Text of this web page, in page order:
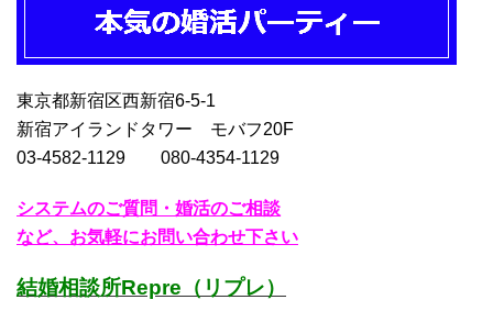
東京都新宿区西新宿6-5-1
新宿アイランドタワー モバフ20F
03-4582-1129 080-4354-1129
システムのご質問・婚活のご相談
など、お気軽にお問い合わせ下さい
結婚相談所Repre（リプレ）